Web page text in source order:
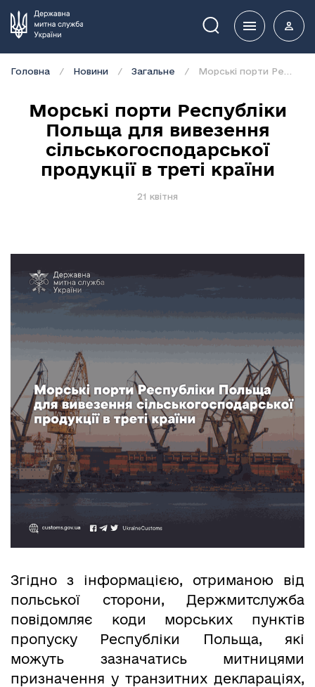
Пошук
Головна Новини Загальне
Морські порти Республіки
Польща для вивезення
сільськогосподарської
продукції в треті країни
21 квітня
Згідно з інформацією, отриманою від
польської сторони, Держмитслужба
повідомляє коди морських пунктів
пропуску Республіки Польща, які
можуть зазначатись митницями
призначення у транзитних деклараціях,